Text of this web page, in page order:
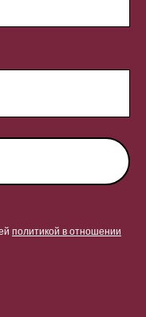
политикой в отношении